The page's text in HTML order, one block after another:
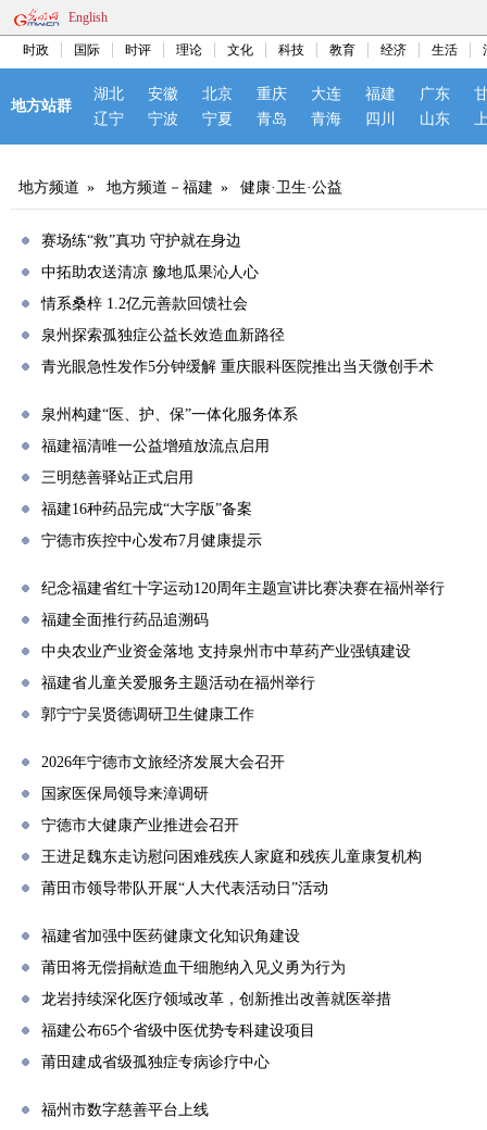
English
时政 国际 时评 理论 文化 科技 教育 经济 生活
地方站群
湖北 安徽 北京 重庆 大连 福建 广东
辽宁
宁波 宁夏 青岛 青海 四川 山东
地方频道 » 地方频道－福建 » 健康·卫生·公益
赛场练“救”真功 守护就在身边
中拓助农送清凉 豫地瓜果沁人心
情系桑梓 1.2亿元善款回馈社会
泉州探索孤独症公益长效造血新路径
青光眼急性发作5分钟缓解 重庆眼科医院推出当天微创手术
泉州构建“医、护、保”一体化服务体系
福建福清唯一公益增殖放流点启用
三明慈善驿站正式启用
福建16种药品完成“大字版”备案
宁德市疾控中心发布7月健康提示
纪念福建省红十字运动120周年主题宣讲比赛决赛在福州举行
福建全面推行药品追溯码
中央农业产业资金落地 支持泉州市中草药产业强镇建设
福建省儿童关爱服务主题活动在福州举行
郭宁宁吴贤德调研卫生健康工作
2026年宁德市文旅经济发展大会召开
国家医保局领导来漳调研
宁德市大健康产业推进会召开
王进足魏东走访慰问困难残疾人家庭和残疾儿童康复机构
莆田市领导带队开展“人大代表活动日”活动
福建省加强中医药健康文化知识角建设
莆田将无偿捐献造血干细胞纳入见义勇为行为
龙岩持续深化医疗领域改革，创新推出改善就医举措
福建公布65个省级中医优势专科建设项目
莆田建成省级孤独症专病诊疗中心
福州市数字慈善平台上线